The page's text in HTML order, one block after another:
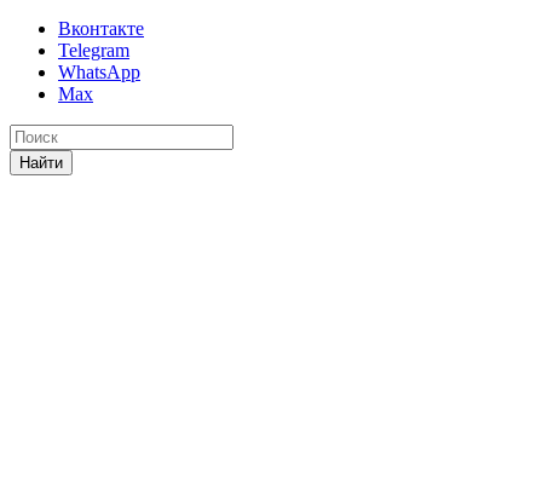
Вконтакте
Telegram
WhatsApp
Max
Найти